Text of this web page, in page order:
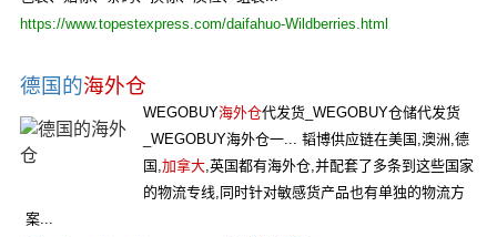
https://www.topestexpress.com/daifahuo-Wildberries.html
德国的海外仓
WEGOBUY海外仓代发货_WEGOBUY仓储代发货
_WEGOBUY海外仓一... 韬博供应链在美国,澳洲,德
国,加拿大,英国都有海外仓,并配套了多条到这些国家
的物流专线,同时针对敏感货产品也有单独的物流方
案...